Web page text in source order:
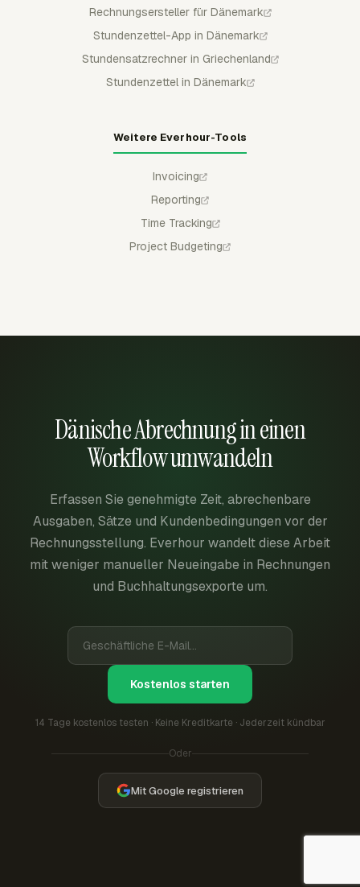
Rechnungsersteller für Dänemark
Stundenzettel-App in Dänemark
Stundensatzrechner in Griechenland
Stundenzettel in Dänemark
Weitere Everhour-Tools
Invoicing
Reporting
Time Tracking
Project Budgeting
Dänische Abrechnung in einen
Workflow umwandeln
Erfassen Sie genehmigte Zeit, abrechenbare
Ausgaben, Sätze und Kundenbedingungen vor der
Rechnungsstellung. Everhour wandelt diese Arbeit
mit weniger manueller Neueingabe in Rechnungen
und Buchhaltungsexporte um.
Kostenlos starten
14 Tage kostenlos testen · Keine Kreditkarte · Jederzeit kündbar
Oder
Mit Google registrieren